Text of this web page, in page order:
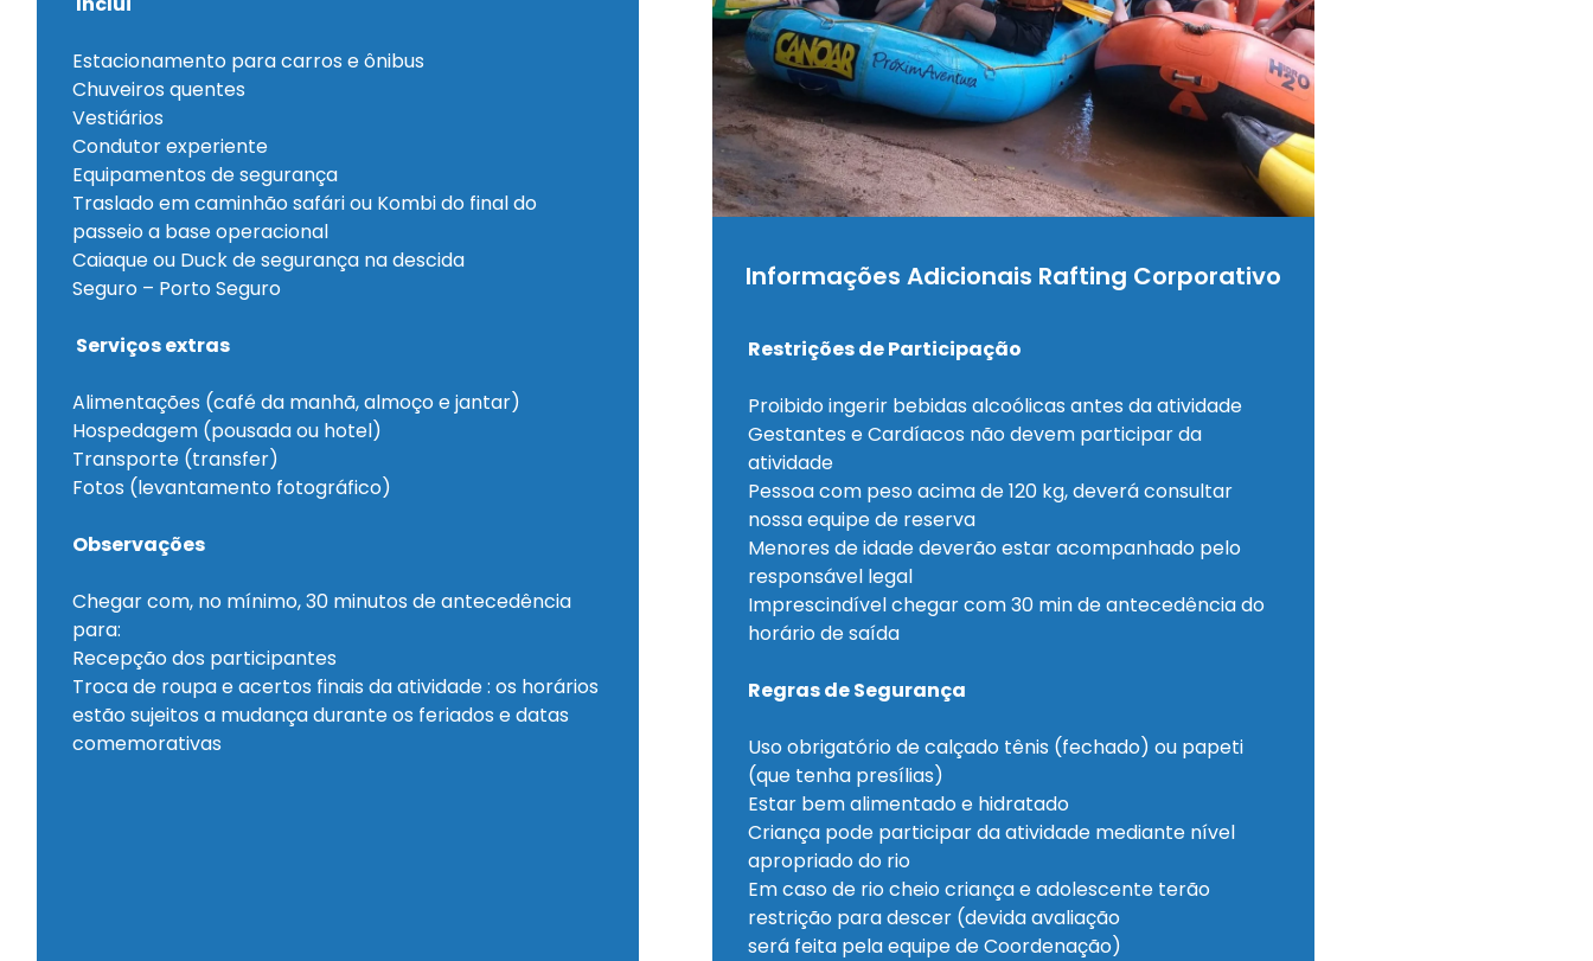
Estacionamento para carros e ônibus
Chuveiros quentes
Vestiários
Condutor experiente
Equipamentos de segurança
Traslado em caminhão safári ou Kombi do final do
passeio a base operacional
Caiaque ou Duck de segurança na descida
Seguro – Porto Seguro
Serviços extras
Alimentações (café da manhã, almoço e jantar)
Hospedagem (pousada ou hotel)
Transporte (transfer)
Fotos (levantamento fotográfico)
Observações
Chegar com, no mínimo, 30 minutos de antecedência
para:
Recepção dos participantes
Troca de roupa e acertos finais da atividade : os horários
estão sujeitos a mudança durante os feriados e datas
comemorativas
Informações Adicionais Rafting Corporativo
Restrições de Participação
Proibido ingerir bebidas alcoólicas antes da atividade
Gestantes e Cardíacos não devem participar da
atividade
Pessoa com peso acima de 120 kg, deverá consultar
nossa equipe de reserva
Menores de idade deverão estar acompanhado pelo
responsável legal
Imprescindível chegar com 30 min de antecedência do
horário de saída
Regras de Segurança
Uso obrigatório de calçado tênis (fechado) ou papeti
(que tenha presílias)
Estar bem alimentado e hidratado
Criança pode participar da atividade mediante nível
apropriado do rio
Em caso de rio cheio criança e adolescente terão
restrição para descer (devida avaliação
será feita pela equipe de Coordenação)